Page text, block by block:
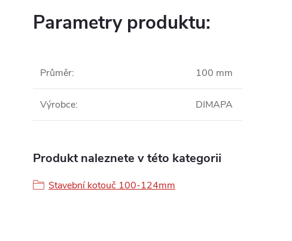
Parametry produktu:
Průměr: 100 mm
Výrobce: DIMAPA
Produkt naleznete v této kategorii
Stavební kotouč 100-124mm